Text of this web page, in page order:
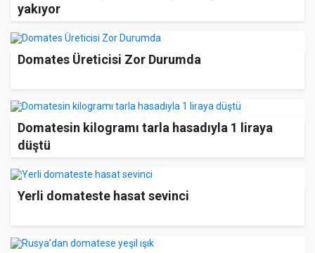
yakıyor
Domates Üreticisi Zor Durumda
Domatesin kilogramı tarla hasadıyla 1 liraya
düştü
Yerli domateste hasat sevinci